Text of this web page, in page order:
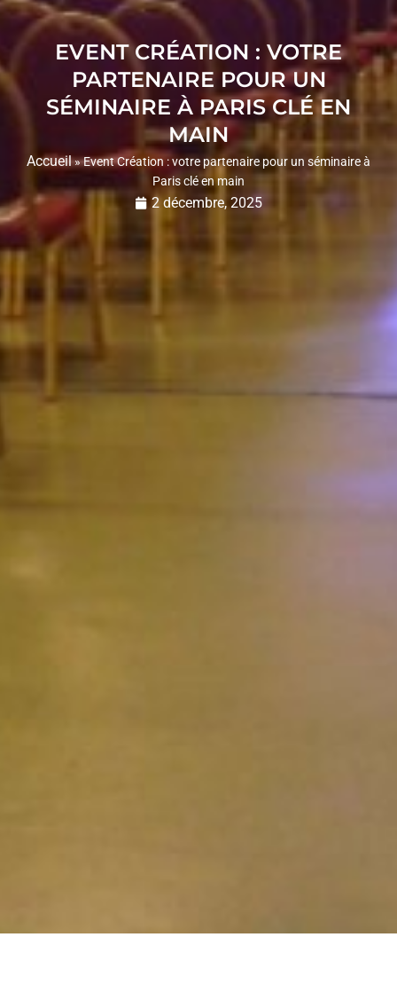
EVENT CRÉATION : VOTRE
PARTENAIRE POUR UN
SÉMINAIRE À PARIS CLÉ EN
MAIN
Accueil»Event Création : votre partenaire pour un séminaire à
Paris clé en main
2 décembre, 2025